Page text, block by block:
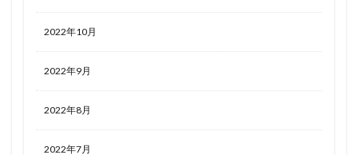
2022年10月
2022年9月
2022年8月
2022年7月